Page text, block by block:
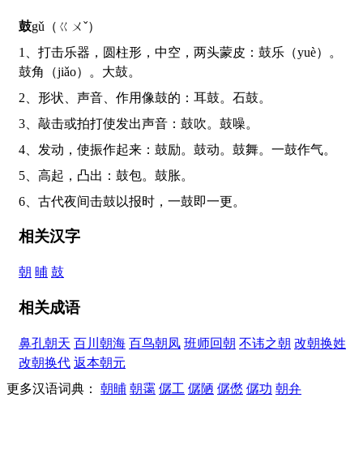
鼓gǔ（ㄍㄨˇ）
1、打击乐器，圆柱形，中空，两头蒙皮：鼓乐（yuè）。
鼓角（jiǎo）。大鼓。
2、形状、声音、作用像鼓的：耳鼓。石鼓。
3、敲击或拍打使发出声音：鼓吹。鼓噪。
4、发动，使振作起来：鼓励。鼓动。鼓舞。一鼓作气。
5、高起，凸出：鼓包。鼓胀。
6、古代夜间击鼓以报时，一鼓即一更。
相关汉字
朝 晡 鼓
相关成语
鼻孔朝天 百川朝海 百鸟朝凤 班师回朝 不讳之朝 改朝换姓
改朝换代 返本朝元
更多汉语词典： 朝晡 朝霭 僝工 僝陋 僝僽 僝功 朝弁